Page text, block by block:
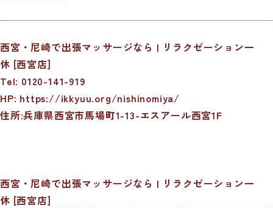
西宮・尼崎で出張マッサージなら | リラクゼーション一
休 [西宮店]
Tel: 0120-141-919
HP: https://ikkyuu.org/nishinomiya/
住所:兵庫県西宮市馬場町1-13-エスアール西宮1F
西宮・尼崎で出張マッサージなら | リラクゼーション一
休 [西宮店]